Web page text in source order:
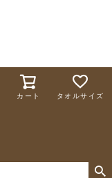
カート タオルサイズ